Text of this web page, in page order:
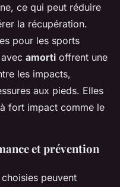
ce qui peut réduire
la récupération.
pour les sports
amorti offrent une
les impacts,
aux pieds. Elles
fort impact comme le
et prévention
peuvent